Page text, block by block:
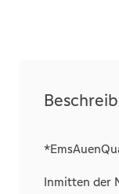
Inmitten der